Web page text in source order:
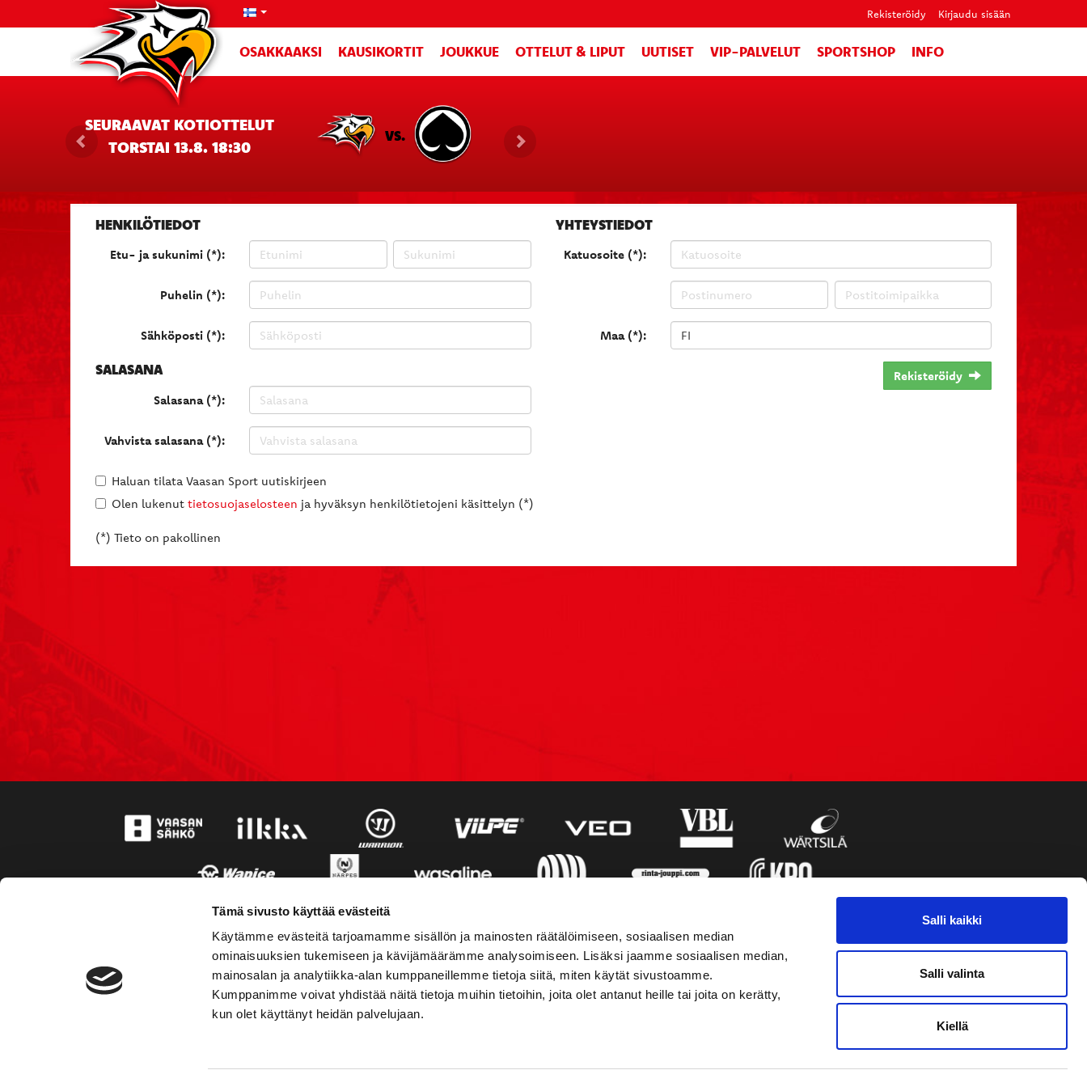
Tämä sivusto käyttää evästeitä
Käytämme evästeitä tarjoamamme sisällön ja mainosten räätälöimiseen, sosiaalisen median
ominaisuuksien tukemiseen ja kävijämäärämme analysoimiseen. Lisäksi jaamme sosiaalisen median,
mainosalan ja analytiikka-alan kumppaneillemme tietoja siitä, miten käytät sivustoamme.
Kumppanimme voivat yhdistää näitä tietoja muihin tietoihin, joita olet antanut heille tai joita on kerätty,
kun olet käyttänyt heidän palvelujaan.
Salli kaikki
Salli valinta
Kiellä
Rekisteröidy Kirjaudu sisään
OSAKKAAKSI KAUSIKORTIT JOUKKUE OTTELUT & LIPUT UUTISET VIP-PALVELUT SPORTSHOP INFO
SEURAAVAT KOTIOTTELUT
TORSTAI 13.8. 18:30
VS.
HENKILÖTIEDOT
Etu- ja sukunimi (*):
Puhelin (*):
Sähköposti (*):
SALASANA
Salasana (*):
Vahvista salasana (*):
YHTEYSTIEDOT
Katuosoite (*):
Maa (*):
Rekisteröidy
Haluan tilata Vaasan Sport uutiskirjeen
Olen lukenut tietosuojaselosteen ja hyväksyn henkilötietojeni käsittelyn (*)
(*) Tieto on pakollinen
YHTEYSTIEDOT SOSIAALINEN MEDIA VAASAN SPORT UUTISKIRJE